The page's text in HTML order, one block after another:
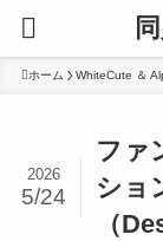
ホーム WhiteCute ＆
ファ
ショ
（
2026
5/24